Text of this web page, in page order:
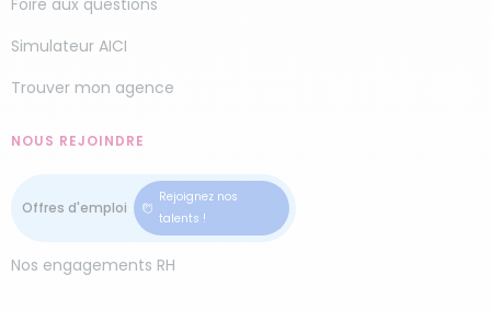
Foire aux questions
Simulateur AICI
Trouver mon agence
NOUS REJOINDRE
Rejoignez nos
talents !
Nos engagements RH